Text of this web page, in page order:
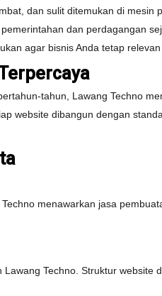
dan sulit ditemukan di mesin
dan perdagangan
agar bisnis Anda tetap
tahun, Lawang Techno
website dibangun dengan
menawarkan jasa
Techno. Struktur website